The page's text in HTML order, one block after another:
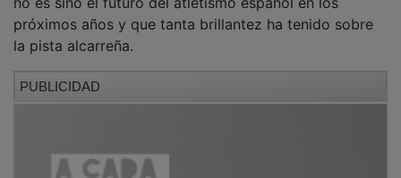
próximos años y que tanta brillantez ha tenido sobre
la pista alcarreña.